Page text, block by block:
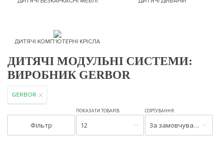
ДИТЯЧІ КОМП'ЮТЕРНІ КРІСЛА
ДИТЯЧІ МОДУЛЬНІ СИСТЕМИ:
ВИРОБНИК GERBOR
GERBOR
Фільтр
ПОКАЗАТИ ТОВАРІВ:
12
СОРТУВАННЯ:
За замовчуванням